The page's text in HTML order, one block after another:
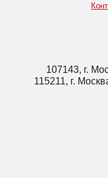
107143, г.
115211, г.